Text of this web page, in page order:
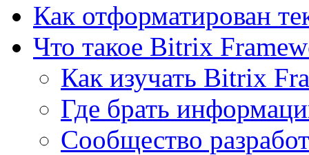
Как отформатирован
Что такое Bitrix
Как изучать Bitrix
Где брать
Сообщество